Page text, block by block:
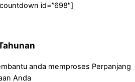
id=”698″]
anda memproses Perpanjang
Anda